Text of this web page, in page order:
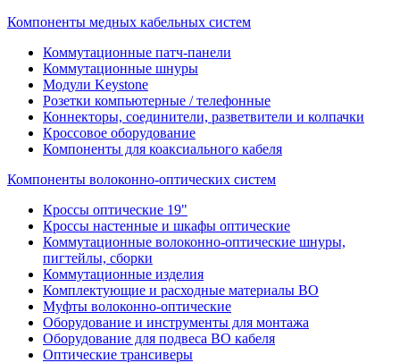
Компоненты медных кабельных систем
Коммутационные патч-панели
Коммутационные шнуры
Модули Keystone
Розетки компьютерные / телефонные
Коннекторы, соединители, разветвители и колпачки
Кроссовое оборудование
Компоненты для коаксиального кабеля
Компоненты волоконно-оптических систем
Кроссы оптические 19"
Кроссы настенные и шкафы оптические
Коммутационные волоконно-оптические шнуры,
пигтейлы, сборки
Коммутационные изделия
Комплектующие и расходные материалы ВО
Муфты волоконно-оптические
Оборудование и инструменты для монтажа
Оборудование для подвеса ВО кабеля
Оптические трансиверы